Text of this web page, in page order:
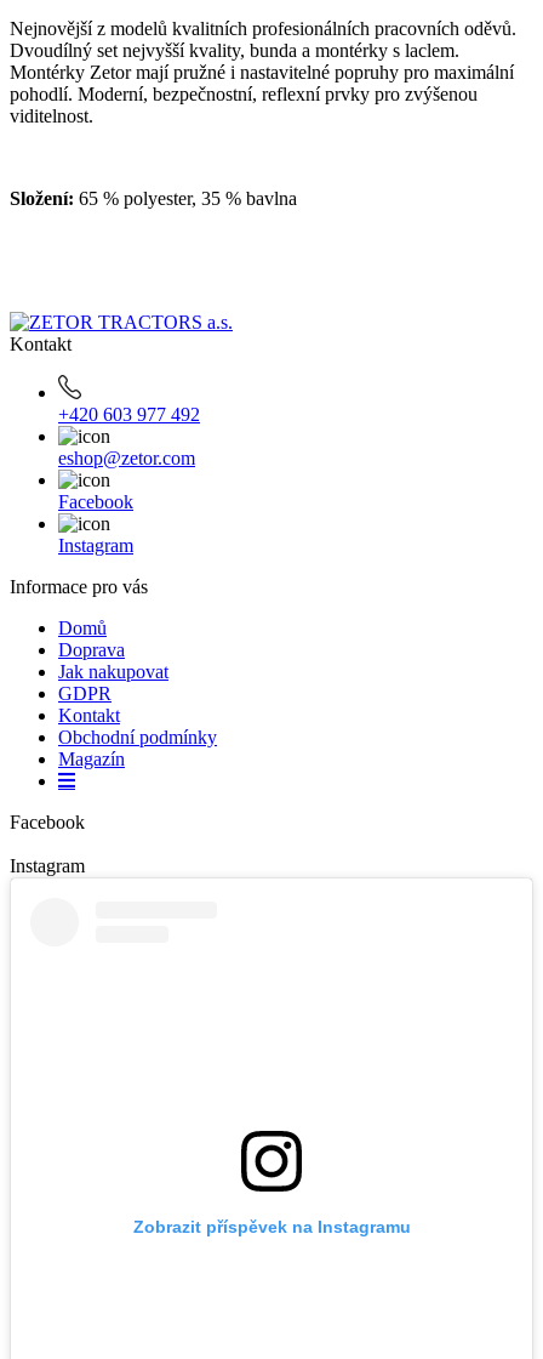
Nejnovější z modelů kvalitních profesionálních pracovních oděvů.
Dvoudílný set nejvyšší kvality, bunda a montérky s laclem.
Montérky Zetor mají pružné i nastavitelné popruhy pro maximální
pohodlí. Moderní, bezpečnostní, reflexní prvky pro zvýšenou
viditelnost.
Složení: 65 % polyester, 35 % bavlna
Kontakt
+420 603 977 492
eshop@zetor.com
Facebook
Instagram
Informace pro vás
Domů
Doprava
Jak nakupovat
GDPR
Kontakt
Obchodní podmínky
Magazín
Facebook
Instagram
Zobrazit příspěvek na Instagramu